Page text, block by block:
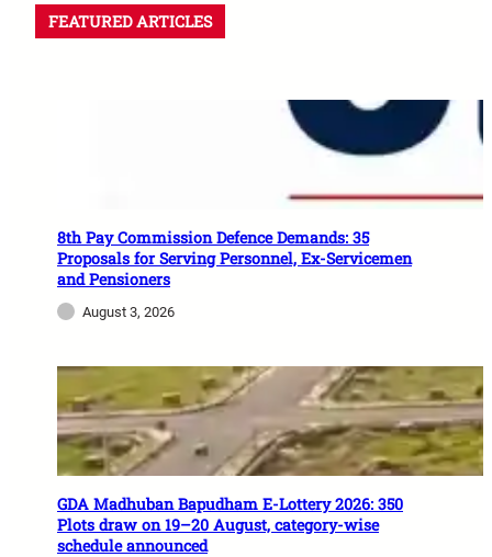
FEATURED ARTICLES
8th Pay Commission Defence Demands: 35
Proposals for Serving Personnel, Ex-Servicemen
and Pensioners
August 3, 2026
GDA Madhuban Bapudham E-Lottery 2026: 350
Plots draw on 19–20 August, category-wise
schedule announced